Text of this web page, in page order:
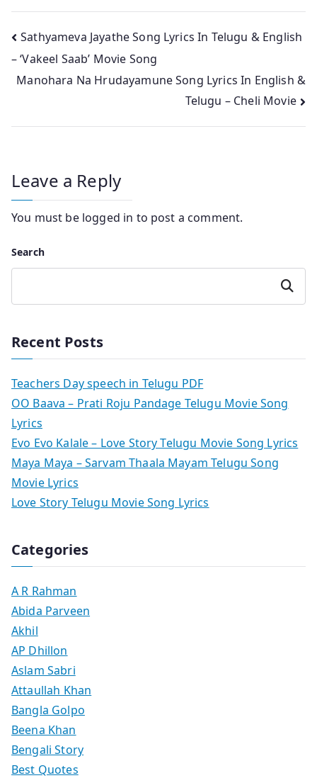
Post
navigation
Sathyameva Jayathe Song Lyrics In Telugu & English
– ‘Vakeel Saab’ Movie Song
Manohara Na Hrudayamune Song Lyrics In English &
Telugu – Cheli Movie
Leave a Reply
You must be logged in to post a comment.
Search
Search
Recent Posts
Teachers Day speech in Telugu PDF
OO Baava – Prati Roju Pandage Telugu Movie Song
Lyrics
Evo Evo Kalale – Love Story Telugu Movie Song Lyrics
Maya Maya – Sarvam Thaala Mayam Telugu Song
Movie Lyrics
Love Story Telugu Movie Song Lyrics
Categories
A R Rahman
Abida Parveen
Akhil
AP Dhillon
Aslam Sabri
Attaullah Khan
Bangla Golpo
Beena Khan
Bengali Story
Best Quotes